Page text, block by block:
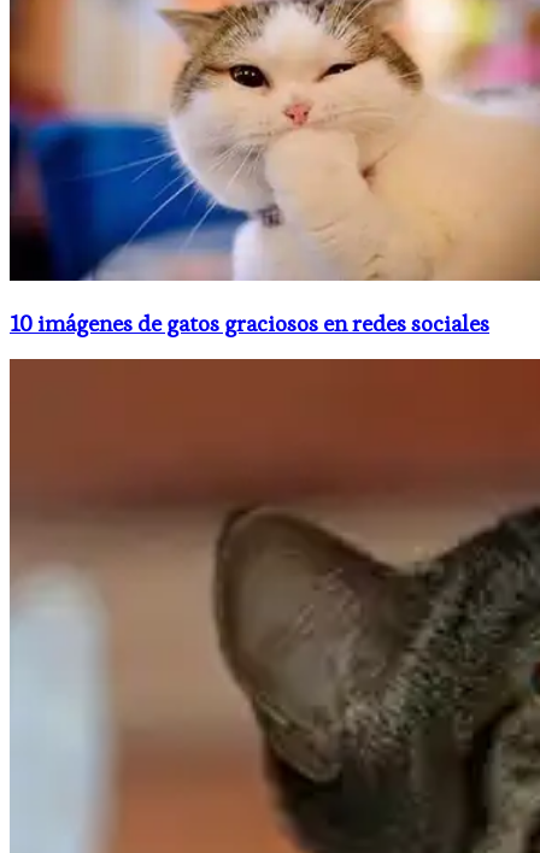
10 imágenes de gatos graciosos en redes sociales